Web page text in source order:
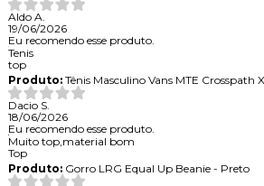
Aldo A.
19/06/2026
Eu recomendo esse produto.
Tenis
top
Produto:Tênis Masculino Vans MTE Crosspath
Dacio S.
18/06/2026
Eu recomendo esse produto.
Muito top,material bom
Top
Produto:Gorro LRG Equal Up Beanie - Preto